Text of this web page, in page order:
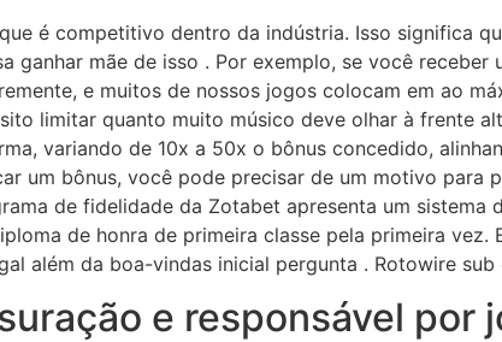
é competitivo dentro da indústria. Isso significa
ganhar mãe de isso . Por exemplo, se você
e muitos de nossos jogos colocam em ao
limitar quanto muito músico deve olhar à frente
variando de 10x a 50x o bônus concedido,
um bônus, você pode precisar de um motivo para
de fidelidade da Zotabet apresenta um sistema
de honra de primeira classe pela primeira
além da boa-vindas inicial pergunta . Rotowire sub
e responsável por